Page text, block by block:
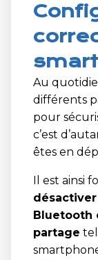
Au
différents
pour
c’est
êtes en
Il est ainsi
Bluetooth
partage